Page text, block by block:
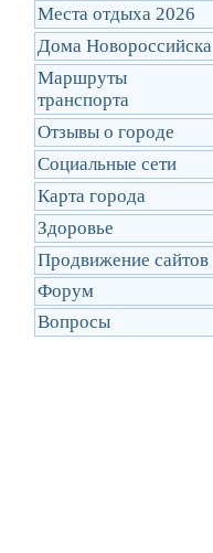
Места отдыха 2026
Дома Новороссийска
Маршруты
транcпорта
Отзывы о городе
Социальные сети
Карта города
Здоровье
Продвижение сайтов
Форум
Вопросы